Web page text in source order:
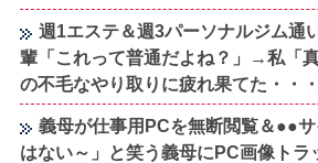
週1エステ＆週3パーソナルジム通
輩「これって普通だよね？」→私「
の不毛なやり取りに疲れ果てた・・・
義母が仕事用PCを無断閲覧＆●●
はない～」と笑う義母にPC画像トラ